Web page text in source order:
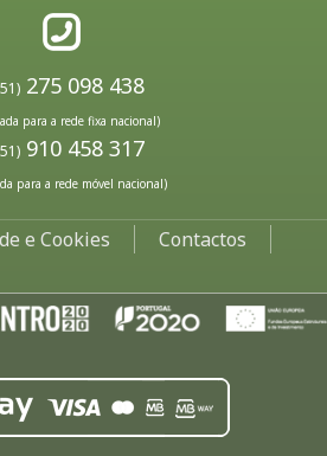
275 098 438
para a rede fixa nacional)
910 458 317
para a rede móvel nacional)
e Cookies
Contactos